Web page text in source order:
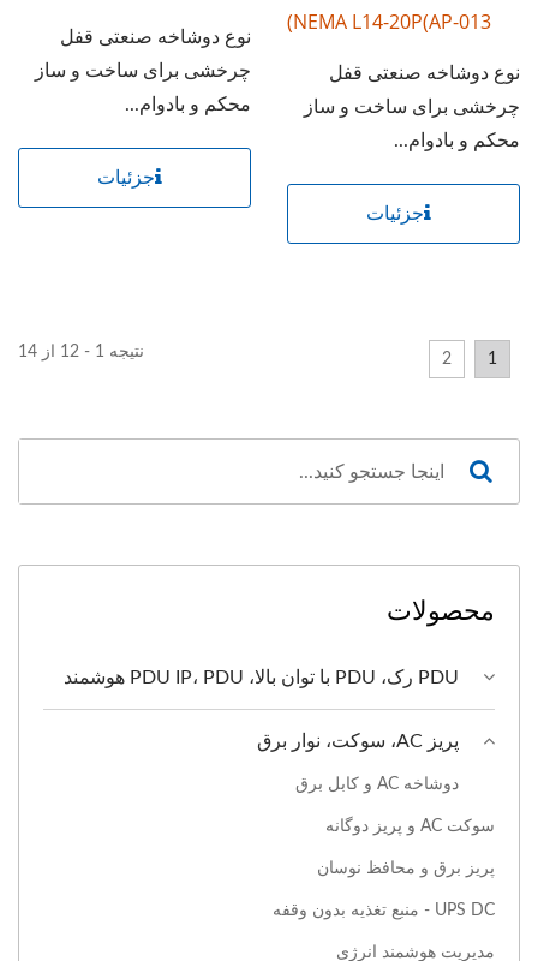
NEMA L14-20P(AP-013)
نوع دوشاخه صنعتی قفل
چرخشی برای ساخت و ساز
محکم و بادوام...
جزئیات
نوع دوشاخه صنعتی قفل
چرخشی برای ساخت و ساز
محکم و بادوام...
جزئیات
نتیجه 1 - 12 از 14 1
2
محصولات
PDU رک، PDU با توان بالا، PDU IP، PDU هوشمند
پریز AC، سوکت، نوار برق
دوشاخه AC و کابل برق
سوکت AC و پریز دوگانه
پریز برق و محافظ نوسان
UPS DC - منبع تغذیه بدون وقفه
مدیریت هوشمند انرژی